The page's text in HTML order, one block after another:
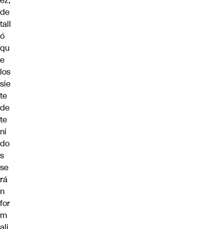
de
tall
ó
qu
e
los
sie
te
de
te
ni
do
s
se
rá
n
for
m